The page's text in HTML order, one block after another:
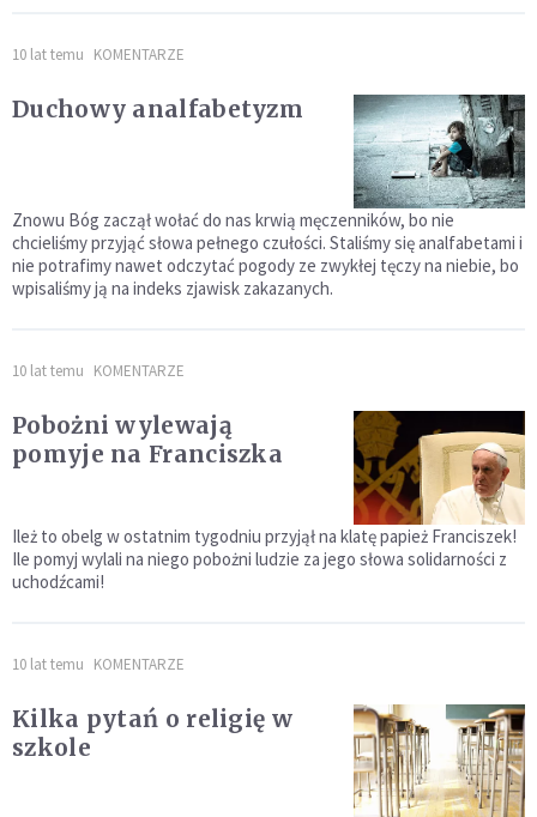
10 lat temu KOMENTARZE
Duchowy analfabetyzm
Znowu Bóg zaczął wołać do nas krwią męczenników, bo nie
chcieliśmy przyjąć słowa pełnego czułości. Staliśmy się analfabetami i
nie potrafimy nawet odczytać pogody ze zwykłej tęczy na niebie, bo
wpisaliśmy ją na indeks zjawisk zakazanych.
10 lat temu KOMENTARZE
Pobożni wylewają
pomyje na Franciszka
Ileż to obelg w ostatnim tygodniu przyjął na klatę papież Franciszek!
Ile pomyj wylali na niego pobożni ludzie za jego słowa solidarności z
uchodźcami!
10 lat temu KOMENTARZE
Kilka pytań o religię w
szkole